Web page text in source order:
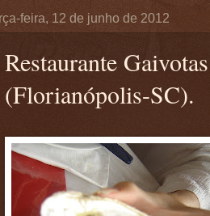
feira, 12 de junho de 2012
Restaurante
(Florianópolis-SC).